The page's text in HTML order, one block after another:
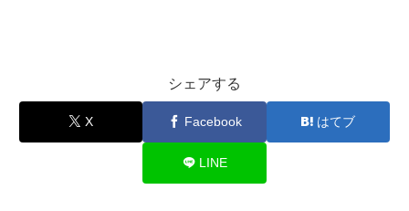
シェアする
X Facebook はてブ
LINE